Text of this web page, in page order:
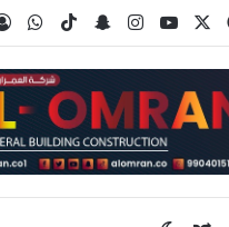
فيسبوك ‫YouTubeانستقرامسناب تشات
‫TikTok